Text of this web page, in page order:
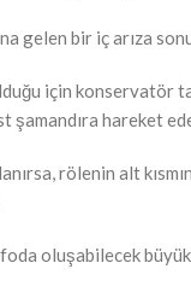
gelen bir iç arıza
için konservatör
hareket
rölenin alt
oluşabilecek